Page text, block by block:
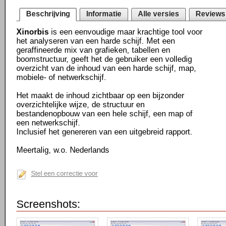
Beschrijving Informatie Alle versies Reviews
Xinorbis is een eenvoudige maar krachtige tool voor
het analyseren van een harde schijf. Met een
geraffineerde mix van grafieken, tabellen en
boomstructuur, geeft het de gebruiker een volledig
overzicht van de inhoud van een harde schijf, map,
mobiele- of netwerkschijf.
Het maakt de inhoud zichtbaar op een bijzonder
overzichtelijke wijze, de structuur en
bestandenopbouw van een hele schijf, een map of
een netwerkschijf.
Inclusief het genereren van een uitgebreid rapport.
Meertalig, w.o. Nederlands
Stel een correctie voor
Screenshots: